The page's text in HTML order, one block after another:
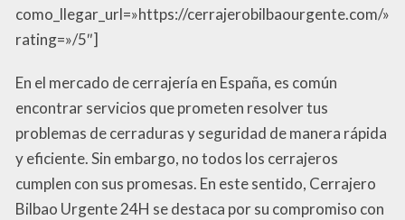
como_llegar_url=»https://cerrajerobilbaourgente.com/»
rating=»/5″]
En el mercado de cerrajería en España, es común
encontrar servicios que prometen resolver tus
problemas de cerraduras y seguridad de manera rápida
y eficiente. Sin embargo, no todos los cerrajeros
cumplen con sus promesas. En este sentido, Cerrajero
Bilbao Urgente 24H se destaca por su compromiso con